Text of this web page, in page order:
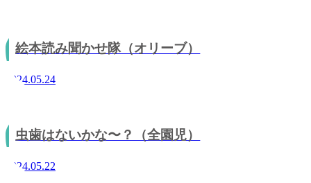
絵本読み聞かせ隊（オリーブ）
2024.05.24
虫歯はないかな〜？（全園児）
2024.05.22